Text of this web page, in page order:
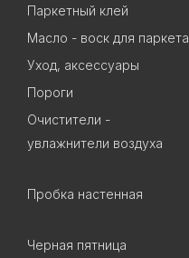
Паркетный клей
Масло - воск для паркета
Уход, аксессуары
Пороги
Очистители -
увлажнители воздуха
Пробка настенная
Черная пятница